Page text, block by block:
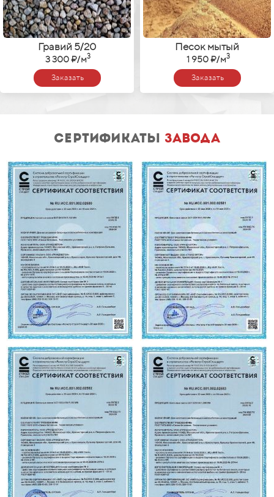
Гравий 5/20
3 300 ₽/м3
Заказать
Песок мытый
1 950 ₽/м3
Заказать
сертификаты завода